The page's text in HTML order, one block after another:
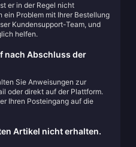
er in der Regel nicht
ein Problem mit Ihrer Bestellung
Kundensupport-Team, und
helfen.
nach Abschluss der
Sie Anweisungen zur
oder direkt auf der Plattform.
Ihren Posteingang auf die
Artikel nicht erhalten.